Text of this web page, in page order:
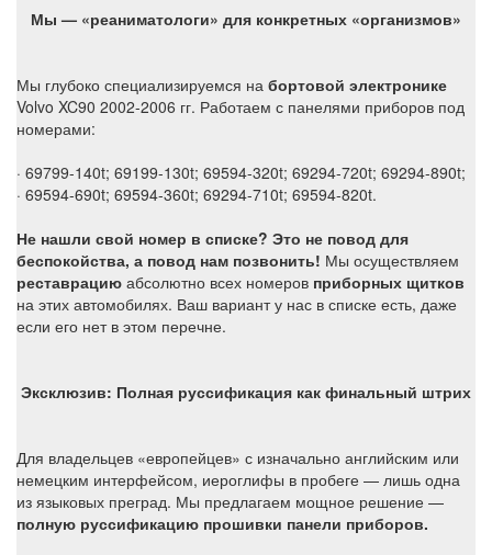
Мы — «реаниматологи» для конкретных «организмов»
Мы глубоко специализируемся на бортовой электронике
Volvo XC90 2002-2006 гг. Работаем с панелями приборов под
номерами:
· 69799-140t; 69199-130t; 69594-320t; 69294-720t; 69294-890t;
· 69594-690t; 69594-360t; 69294-710t; 69594-820t.
Не нашли свой номер в списке? Это не повод для
беспокойства, а повод нам позвонить! Мы осуществляем
реставрацию абсолютно всех номеров приборных щитков
на этих автомобилях. Ваш вариант у нас в списке есть, даже
если его нет в этом перечне.
Эксклюзив: Полная руссификация как финальный штрих
Для владельцев «европейцев» с изначально английским или
немецким интерфейсом, иероглифы в пробеге — лишь одна
из языковых преград. Мы предлагаем мощное решение —
полную руссификацию прошивки панели приборов.